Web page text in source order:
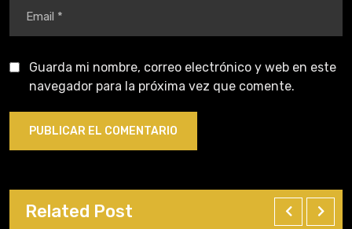
Guarda mi nombre, correo electrónico y web en este
navegador para la próxima vez que comente.
Related Post